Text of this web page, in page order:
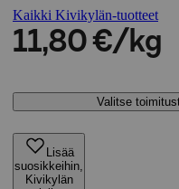
Kaikki Kivikylän-tuotteet
11,80 €/kg
Valitse
Lisää
suosikkeihin,
Kivikylän